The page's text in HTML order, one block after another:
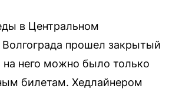
в Центральном
прошел закрытый
на него можно было только
билетам. Хедлайнером